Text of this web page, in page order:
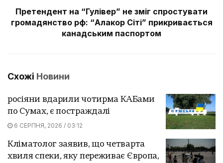
Претендент на “Гулівер” не зміг спростувати
громадянство рф: “Алакор Сіті” прикривається
канадським паспортом
Схожі Новини
росіяни вдарили чотирма КАБами
по Сумах, є постраждалі
6 СЕРПНЯ, 2026 / 03:12
Кліматолог заявив, що четварта
хвиля спеки, яку переживає Європа,